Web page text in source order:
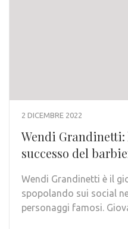
2 DICEMBRE 2022
Wendi
successo del
Wendi Grandinetti è il
spopolando sui social
personaggi famosi.